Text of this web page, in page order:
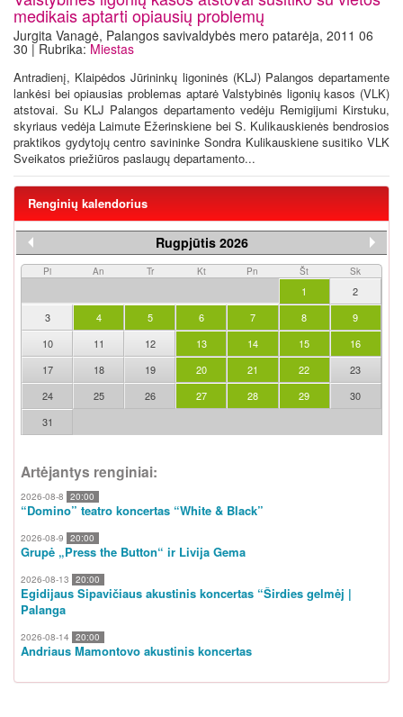
medikais aptarti opiausių problemų
Jurgita Vanagė, Palangos savivaldybės mero patarėja, 2011 06
30 | Rubrika:Miestas
Antradienį, Klaipėdos Jūrininkų ligoninės (KLJ) Palangos departamente
lankėsi bei opiausias problemas aptarė Valstybinės ligonių kasos (VLK)
atstovai. Su KLJ Palangos departamento vedėju Remigijumi Kirstuku,
skyriaus vedėja Laimute Ežerinskiene bei S. Kulikauskienės bendrosios
praktikos gydytojų centro savininke Sondra Kulikauskiene susitiko VLK
Sveikatos priežiūros paslaugų departamento...
Renginių kalendorius
Rugpjūtis 2026
Pi An Tr Kt Pn Št Sk
1
2
3
4 5 6 7 8
9
10
11 12 13 14 15
16
17
18 19 20 21 22
23
24
25 26 27 28 29
30
31
Artėjantys renginiai:
2026-08-8 20:00
“Domino” teatro koncertas “White & Black”
2026-08-9 20:00
Grupė „Press the Button“ ir Livija Gema
2026-08-13 20:00
Egidijaus Sipavičiaus akustinis koncertas “Širdies gelmėj |
Palanga
2026-08-14 20:00
Andriaus Mamontovo akustinis koncertas